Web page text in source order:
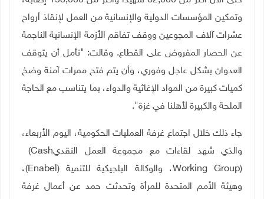
وتمكين المؤسسات الدولية والإنسانية من العمل لإنقاذ أرواح
عشرات آلاف المجوعين ووقف تفاقم الأزمة الإنسانية الناجمة
عن الحصار المفروض على القطاع. وقالت: "نأمل أن يتوقف
العدوان بشكل عاجل وفوري، وأن يتم فتح ممرات آمنة وضخ
كميات كبيرة من المواد الإغاثية والدواء، بما يتناسب مع الحاجة
الملحة والكبيرة لأهلنا في غزة".
جاء ذلك خلال اجتماع غرفة العمليات الحكومية، اليوم الأربعاء،
والذي شهد لقاءات مع مجموعة العمل النقدي(Cash
Working Group)، والوكالة البلجيكية للتنمية (Enabel)،
وهيئة الأمم المتحدة للمرأة وتحدثت حمد عن أعمال غرفة